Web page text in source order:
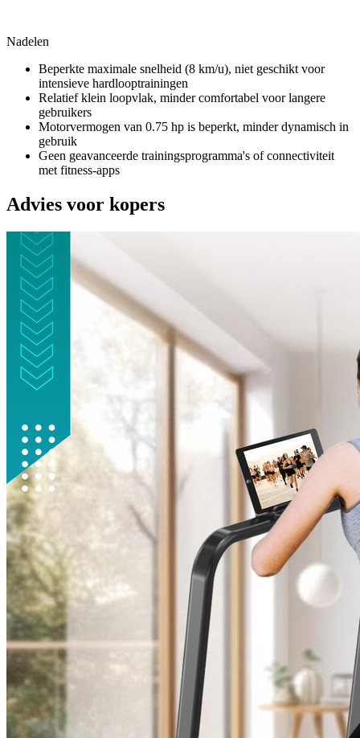
Nadelen
Beperkte maximale snelheid (8 km/u), niet geschikt voor
intensieve hardlooptrainingen
Relatief klein loopvlak, minder comfortabel voor langere
gebruikers
Motorvermogen van 0.75 hp is beperkt, minder dynamisch in
gebruik
Geen geavanceerde trainingsprogramma's of connectiviteit
met fitness-apps
Advies voor kopers